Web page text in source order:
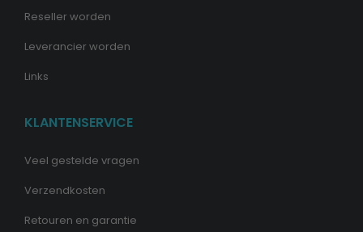
Reseller worden
Leverancier worden
Links
KLANTENSERVICE
Veel gestelde vragen
Verzendkosten
Retouren en garantie